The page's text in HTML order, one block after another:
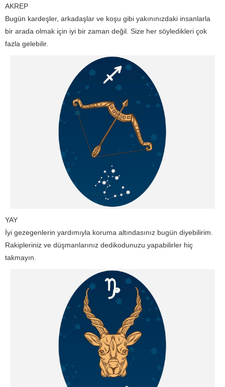
AKREP
Bugün kardeşler, arkadaşlar ve koşu gibi yakınınızdaki insanlarla
bir arada olmak için iyi bir zaman değil. Size her söyledikleri çok
fazla gelebilir.
YAY
İyi gezegenlerin yardımıyla koruma altındasınız bugün diyebilirim.
Rakipleriniz ve düşmanlarınız dedikodunuzu yapabilirler hiç
takmayın.